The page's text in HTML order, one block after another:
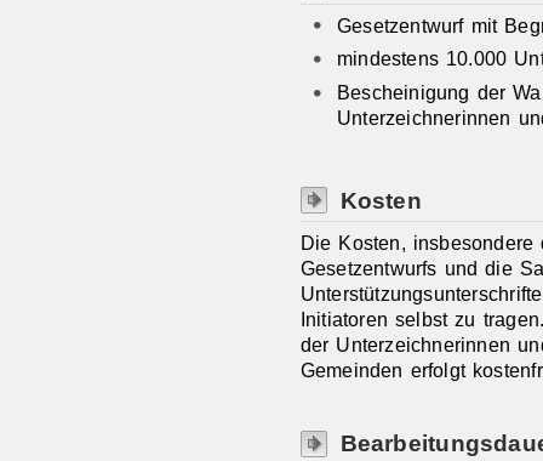
Gesetzentwurf mit
mindestens 10.000
Bescheinigung der
Unterzeichnerinnen
Kosten
Die Kosten,
Gesetzentwurfs und die
Initiatoren selbst zu
der Unterzeichnerinnen
Gemeinden erfolgt